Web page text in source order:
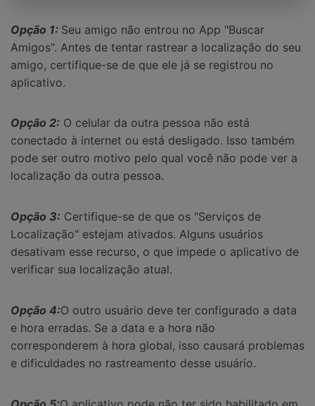
Opção 1: Seu amigo não entrou no App "Buscar
Amigos". Antes de tentar rastrear a localização do seu
amigo, certifique-se de que ele já se registrou no
aplicativo.
Opção 2: O celular da outra pessoa não está
conectado à internet ou está desligado. Isso também
pode ser outro motivo pelo qual você não pode ver a
localização da outra pessoa.
Opção 3: Certifique-se de que os "Serviços de
Localização" estejam ativados. Alguns usuários
desativam esse recurso, o que impede o aplicativo de
verificar sua localização atual.
Opção 4:O outro usuário deve ter configurado a data
e hora erradas. Se a data e a hora não
corresponderem à hora global, isso causará problemas
e dificuldades no rastreamento desse usuário.